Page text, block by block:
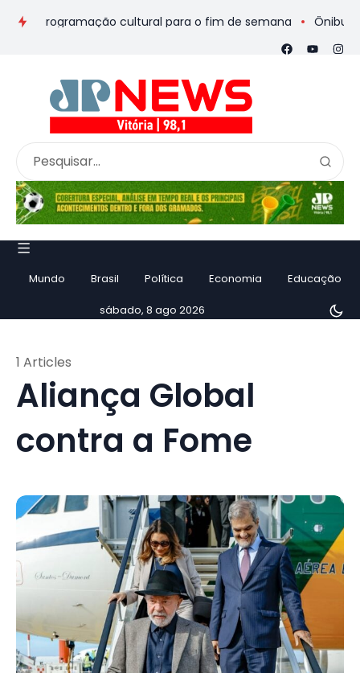
e programação cultural para o fim de semana Ônibus de
Mundo Brasil Política Economia Educação
sábado, 8 ago 2026
Aliança Global
contra a Fome
1 Articles